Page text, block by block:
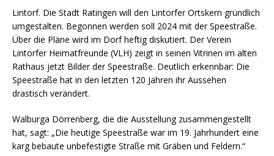
Lintorf. Die Stadt Ratingen will den Lintorfer Ortskern gründlich
umgestalten. Begonnen werden soll 2024 mit der Speestraße.
Über die Pläne wird im Dorf heftig diskutiert. Der Verein
Lintorfer Heimatfreunde (VLH) zeigt in seinen Vitrinen im alten
Rathaus jetzt Bilder der Speestraße. Deutlich erkennbar: Die
Speestraße hat in den letzten 120 Jahren ihr Aussehen
drastisch verändert.
Walburga Dörrenberg, die die Ausstellung zusammengestellt
hat, sagt: „Die heutige Speestraße war im 19. Jahrhundert eine
karg bebaute unbefestigte Straße mit Gräben und Feldern.“